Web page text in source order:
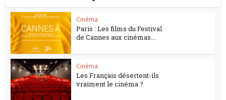
Cinéma
Paris : Les films du Festival
de Cannes aux cinémas...
Cinéma
Les Français désertent-ils
vraiment le cinéma ?